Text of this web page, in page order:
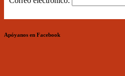
Apóyanos en Facebook